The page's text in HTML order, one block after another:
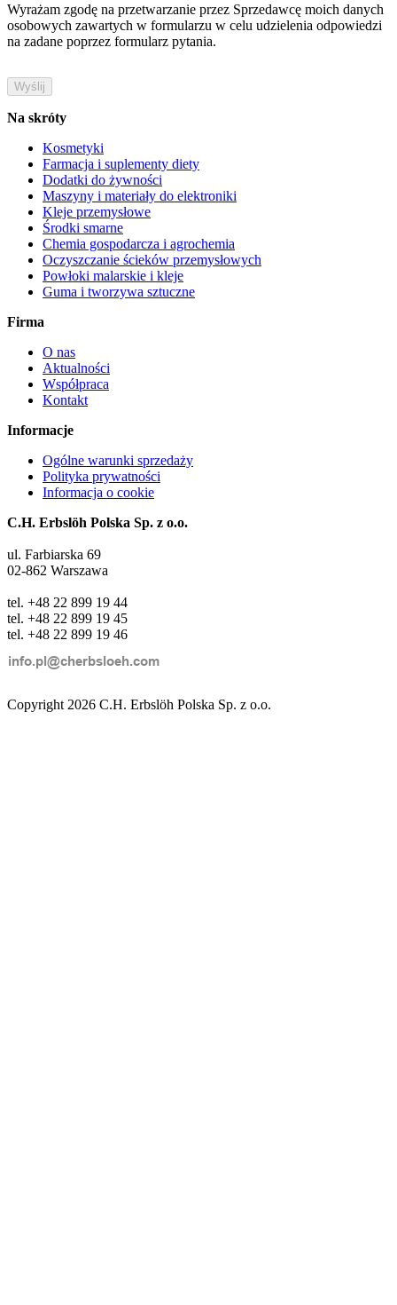
Wyrażam zgodę na przetwarzanie przez Sprzedawcę moich danych
osobowych zawartych w formularzu w celu udzielenia odpowiedzi
na zadane poprzez formularz pytania.
Na skróty
Kosmetyki
Farmacja i suplementy diety
Dodatki do żywności
Maszyny i materiały do elektroniki
Kleje przemysłowe
Środki smarne
Chemia gospodarcza i agrochemia
Oczyszczanie ścieków przemysłowych
Powłoki malarskie i kleje
Guma i tworzywa sztuczne
Firma
O nas
Aktualności
Współpraca
Kontakt
Informacje
Ogólne warunki sprzedaży
Polityka prywatności
Informacja o cookie
C.H. Erbslöh Polska Sp. z o.o.
ul. Farbiarska 69
02-862 Warszawa
tel. +48 22 899 19 44
tel. +48 22 899 19 45
tel. +48 22 899 19 46
Copyright 2026 C.H. Erbslöh Polska Sp. z o.o.